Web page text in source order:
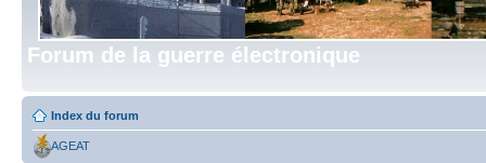
Forum de la guerre électronique
Index du forum
AGEAT